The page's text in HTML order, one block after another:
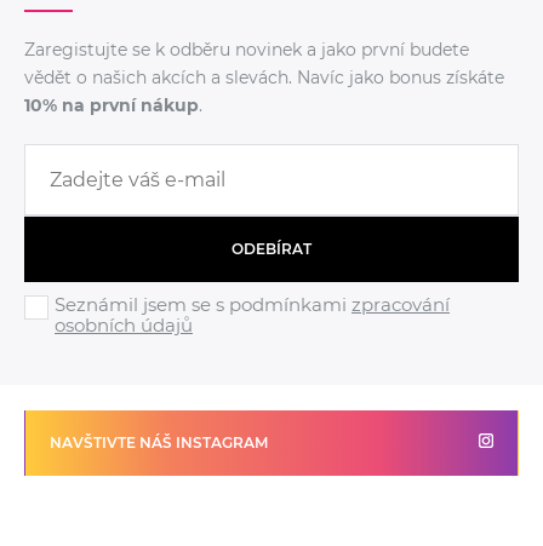
Zaregistujte se k odběru novinek a jako první budete
vědět o našich akcích a slevách. Navíc jako bonus získáte
10% na první nákup.
ODEBÍRAT
Seznámil jsem se s podmínkami zpracování
osobních údajů
NAVŠTIVTE NÁŠ INSTAGRAM